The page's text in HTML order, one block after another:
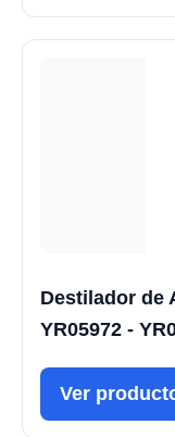
Destilador de
YR05972 -
Ver